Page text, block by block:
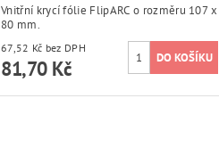
Vnitřní krycí fólie FlipARC o rozměru 107 x
80 mm.
67,52 Kč bez DPH
81,70 Kč